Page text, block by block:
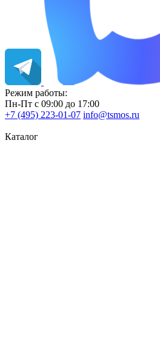
Режим работы:
Пн-Пт с 09:00 до 17:00
+7 (495) 223-01-07 info@tsmos.ru
Каталог